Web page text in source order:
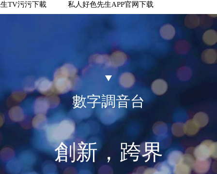
TV污污下載 私人好色先生APP官网下载
數字調音台
創新，跨界